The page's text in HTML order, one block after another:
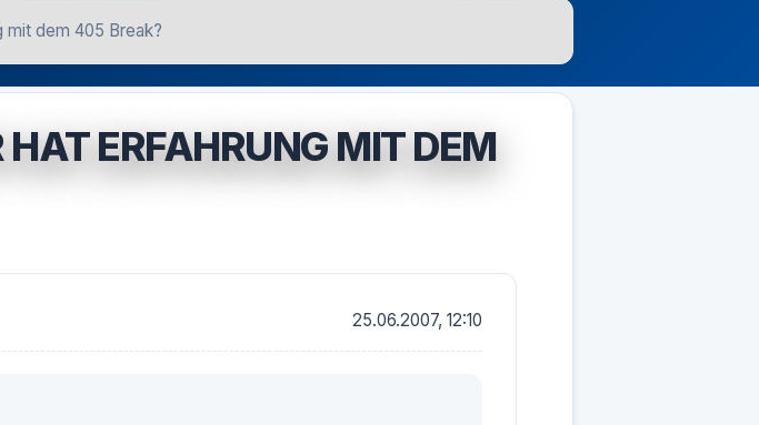
mit dem 405 Break?
ERFAHRUNG MIT DEM
25.06.2007, 12:10